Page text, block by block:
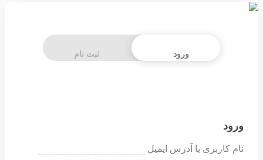
ورود ثبت نام
ورود
نام کاربری یا آدرس ایمیل